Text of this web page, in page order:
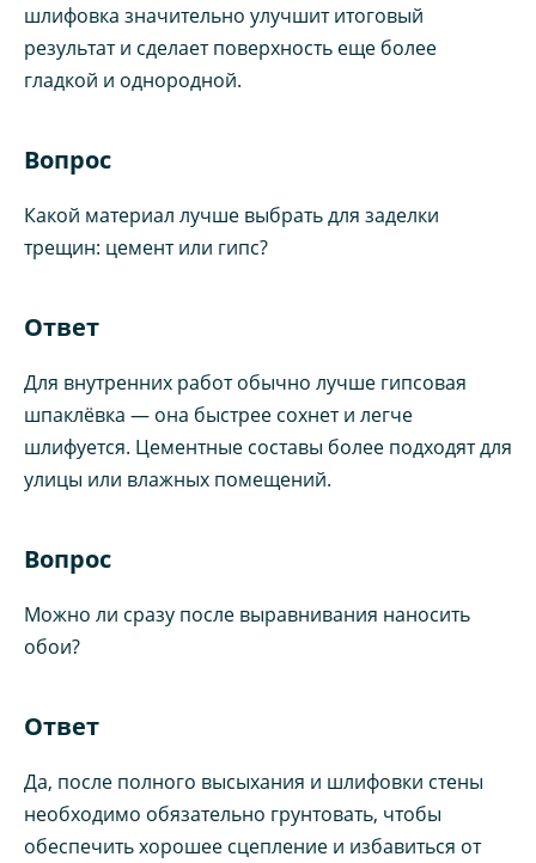
шлифовка значительно улучшит итоговый
результат и сделает поверхность еще более
гладкой и однородной.
Вопрос
Какой материал лучше выбрать для заделки
трещин: цемент или гипс?
Ответ
Для внутренних работ обычно лучше гипсовая
шпаклёвка — она быстрее сохнет и легче
шлифуется. Цементные составы более подходят для
улицы или влажных помещений.
Вопрос
Можно ли сразу после выравнивания наносить
обои?
Ответ
Да, после полного высыхания и шлифовки стены
необходимо обязательно грунтовать, чтобы
обеспечить хорошее сцепление и избавиться от